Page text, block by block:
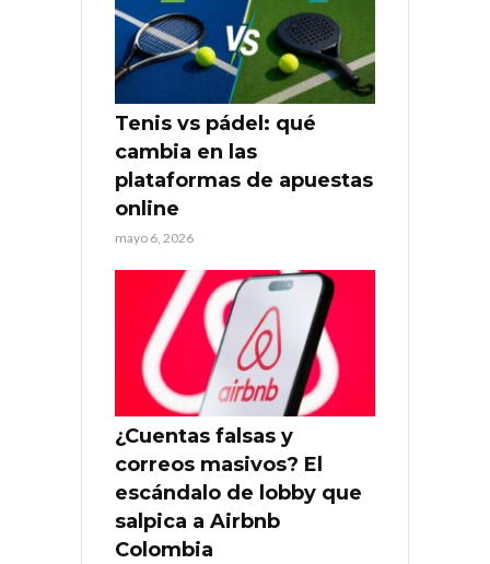
Tenis vs pádel: qué
cambia en las
plataformas de apuestas
online
mayo 6, 2026
¿Cuentas falsas y
correos masivos? El
escándalo de lobby que
salpica a Airbnb
Colombia